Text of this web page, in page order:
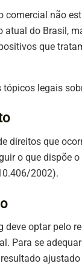
comercial não
atual do Brasil,
que
legais
direitos que
o que dispõe
2002).
deve optar pelo
Para se